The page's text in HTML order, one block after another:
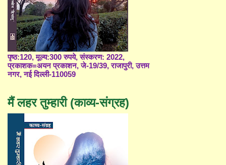
पृष्ठ:120, मूल्य:300 रुपये, संस्करण: 2022,
प्रकाशक=अयन प्रकाशन, जे-19/39, राजापुरी, उत्तम
नगर, नई दिल्ली-110059
मैं लहर तुम्हारी (काव्य-संग्रह)